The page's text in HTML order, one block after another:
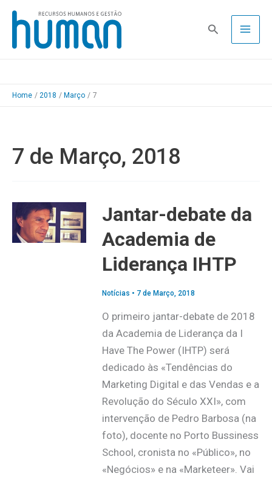
Skip
content
Pesquisa
Home 2018 Março 7
7 de Março, 2018
Jantar-debate da
Academia de
Liderança IHTP
Notícias • 7 de Março, 2018
O primeiro jantar-debate de 2018
da Academia de Liderança da I
Have The Power (IHTP) será
dedicado às «Tendências do
Marketing Digital e das Vendas e a
Revolução do Século XXI», com
intervenção de Pedro Barbosa (na
foto), docente no Porto Bussiness
School, cronista no «Público», no
«Negócios» e na «Marketeer». Vai